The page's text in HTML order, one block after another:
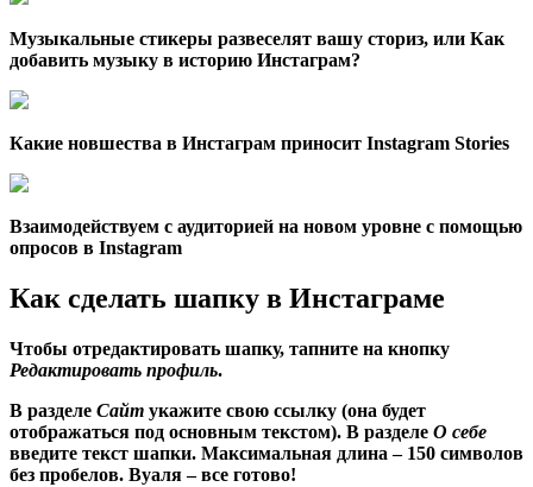
Музыкальные стикеры развеселят вашу сториз, или Как
добавить музыку в историю Инстаграм?
Какие новшества в Инстаграм приносит Instagram Stories
Взаимодействуем с аудиторией на новом уровне с помощью
опросов в Instagram
Как сделать шапку в Инстаграме
Чтобы отредактировать шапку, тапните на кнопку
Редактировать профиль.
В разделе Сайт укажите свою ссылку (она будет
отображаться под основным текстом). В разделе О себе
введите текст шапки. Максимальная длина – 150 символов
без пробелов. Вуаля – все готово!